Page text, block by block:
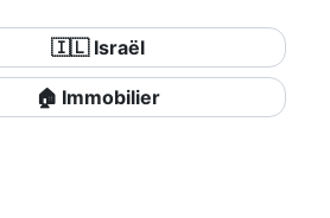
🇮🇱 Israël
🏠 Immobilier